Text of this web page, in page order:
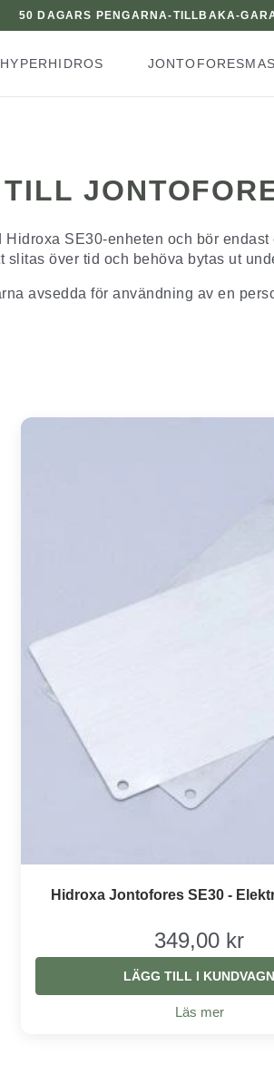
50 DAGARS PENGARNA-TILLBAKA-
HYPERHIDROS
SE30-enheten och bör
över tid och behöva bytas ut
avsedda för användning av en
Hidroxa Jontofores SE30 -
349,00 kr
LÄGG TILL I KUNDVAGN
Läs mer